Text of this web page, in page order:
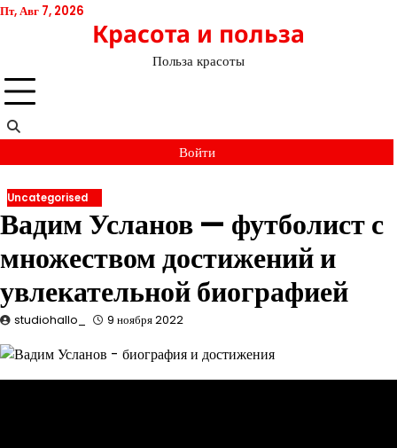
Перейти
Пт, Авг 7, 2026
Красота и польза
Польза красоты
Войти
Uncategorised
Вадим Усланов — футболист с
множеством достижений и
увлекательной биографией
studiohallo_ 9 ноября 2022